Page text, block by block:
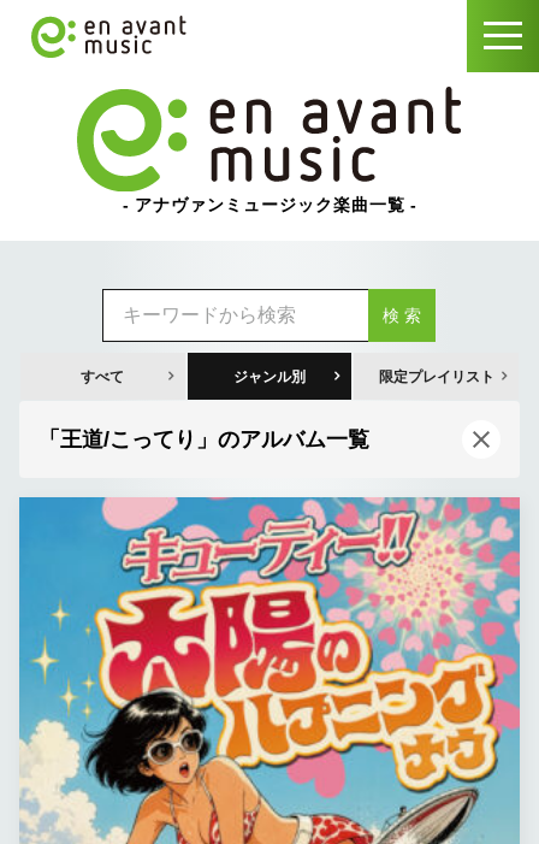
アナヴァンミュージック楽曲一覧
検 索
すべて ジャンル別 限定プレイリスト
「王道/こってり」のアルバム一覧 閉じる